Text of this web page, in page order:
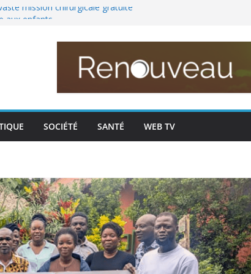
mission chirurgicale gratuite
des sanctions après l’arrêt de la
SOCIÉTÉ SANTÉ WEB TV